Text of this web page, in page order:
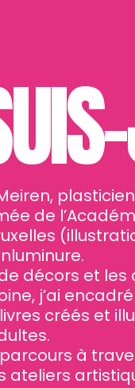
de
décors et les
j’ai
créés et
à
ateliers